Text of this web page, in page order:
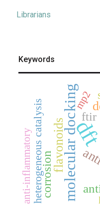
Librarians
Keywords
molecular docking
flavonoids
corrosion
ftir
heterogeneous catalysis
anti-inflammatory
mp2